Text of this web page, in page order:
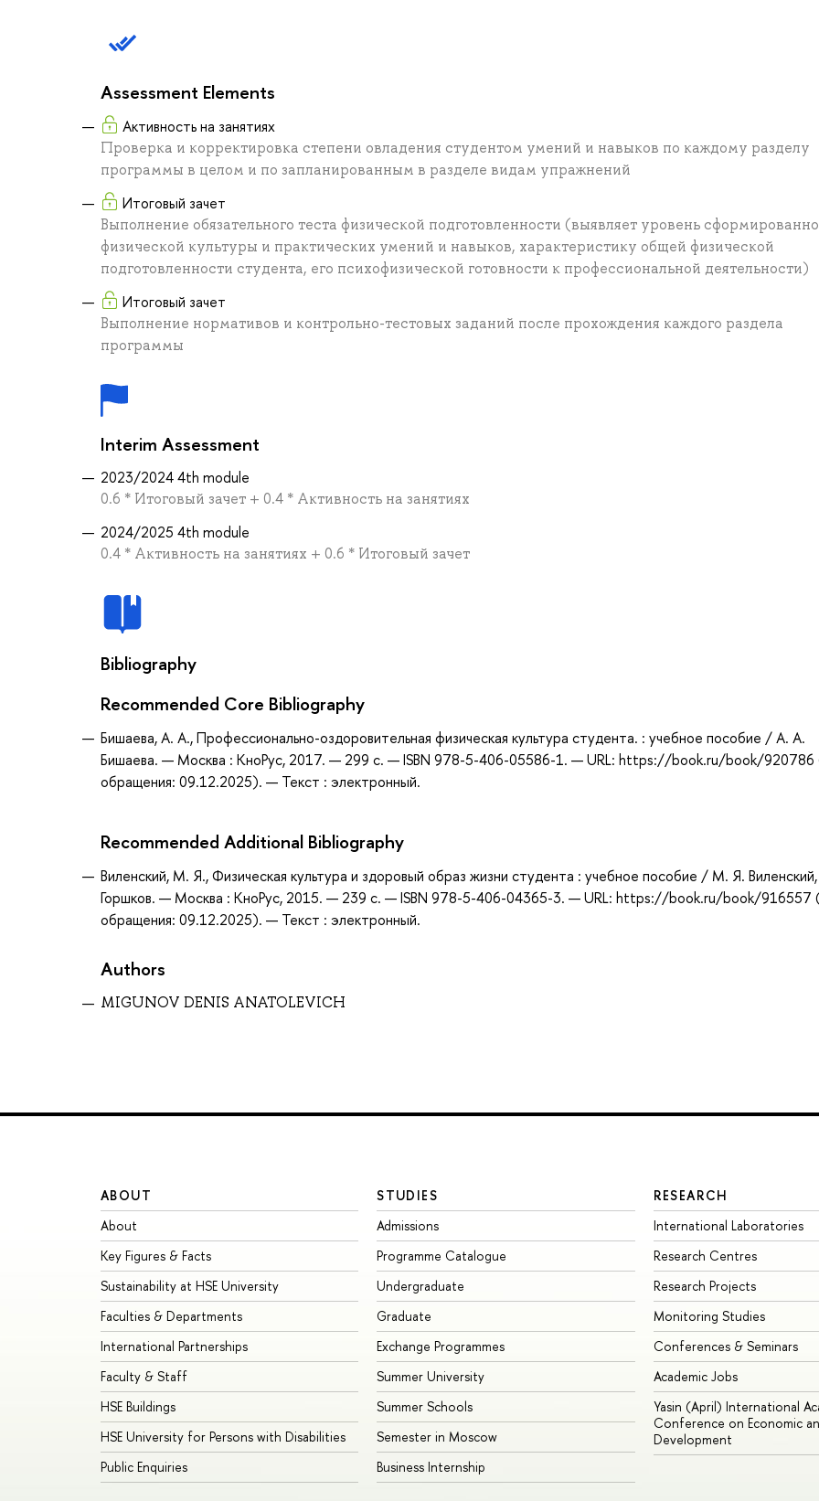
Assessment Elements
Активность на занятиях
Проверка и корректировка степени овладения студентом умений и навыков по каждому разделу
программы в целом и по запланированным в разделе видам упражнений
Итоговый зачет
Выполнение обязательного теста физической подготовленности (выявляет уровень
физической культуры и практических умений и навыков, характеристику общей физической
подготовленности студента, его психофизической готовности к профессиональной деятельности)
Итоговый зачет
Выполнение нормативов и контрольно-тестовых заданий после прохождения каждого раздела
программы
Interim Assessment
2023/2024 4th module
0.6 * Итоговый зачет + 0.4 * Активность на занятиях
2024/2025 4th module
0.4 * Активность на занятиях + 0.6 * Итоговый зачет
Bibliography
Recommended Core Bibliography
Бишаева, А. А., Профессионально-оздоровительная физическая культура студента. : учебное пособие / А. А.
Бишаева. — Москва : КноРус, 2017. — 299 с. — ISBN 978-5-406-05586-1. — URL: https://book.ru/book/920786
обращения: 09.12.2025). — Текст : электронный.
Recommended Additional Bibliography
Виленский, М. Я., Физическая культура и здоровый образ жизни студента : учебное пособие / М. Я. Виленский,
Горшков. — Москва : КноРус, 2015. — 239 с. — ISBN 978-5-406-04365-3. — URL: https://book.ru/book/916557
обращения: 09.12.2025). — Текст : электронный.
Authors
MIGUNOV DENIS ANATOLEVICH
ABOUT
About
Key Figures & Facts
Sustainability at HSE University
Faculties & Departments
International Partnerships
Faculty & Staff
HSE Buildings
HSE University for Persons with Disabilities
Public Enquiries
STUDIES
Admissions
Programme Catalogue
Undergraduate
Graduate
Exchange Programmes
Summer University
Summer Schools
Semester in Moscow
Business Internship
RESEARCH
International Laboratories
Research Centres
Research Projects
Monitoring Studies
Conferences & Seminars
Academic Jobs
Yasin (April) International
Conference on Economic
Development